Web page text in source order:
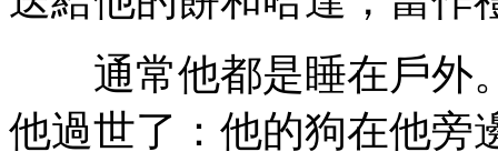
通常他都是睡在戶外
他過世了：他的狗在他旁